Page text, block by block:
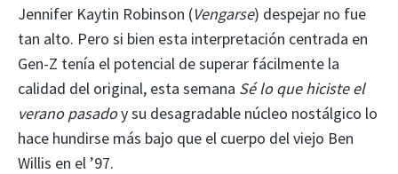
Jennifer Kaytin Robinson (Vengarse) despejar no fue
tan alto. Pero si bien esta interpretación centrada en
Gen-Z tenía el potencial de superar fácilmente la
calidad del original, esta semana Sé lo que hiciste el
verano pasadoy su desagradable núcleo nostálgico lo
hace hundirse más bajo que el cuerpo del viejo Ben
Willis en el ’97.